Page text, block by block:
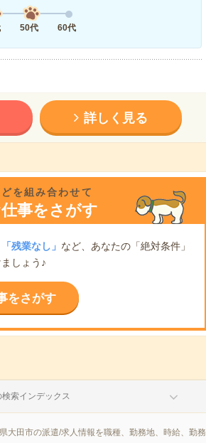
50代 60代
詳しく見る
を組み合わせて
事をさがす
残業なし」 など、あなたの「絶対条件」
しょう♪
をさがす
検索インデックス
大田市の派遣/求人情報を職種、勤務地、時給、勤務